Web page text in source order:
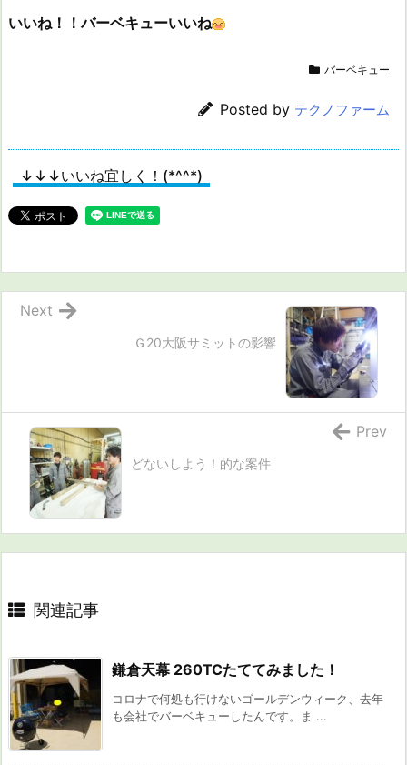
いいね！！バーベキューいいね
バーベキュー
Posted by テクノファーム
↓↓↓いいね宜しく！(*^^*)
Ｇ20大阪サミットの影響
Next
どないしよう！的な案件
Prev
関連記事
鎌倉天幕 260TCたててみました！
コロナで何処も行けないゴールデンウィーク、去年
も会社でバーベキューしたんです。ま ...